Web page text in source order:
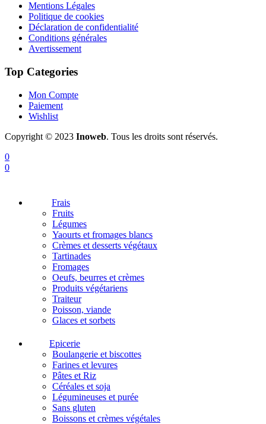
Mentions Légales
Politique de cookies
Déclaration de confidentialité
Conditions générales
Avertissement
Top Categories
Mon Compte
Paiement
Wishlist
Copyright © 2023 Inoweb. Tous les droits sont réservés.
0
0
Frais
Fruits
Légumes
Yaourts et fromages blancs
Crèmes et desserts végétaux
Tartinades
Fromages
Oeufs, beurres et crèmes
Produits végétariens
Traiteur
Poisson, viande
Glaces et sorbets
Epicerie
Boulangerie et biscottes
Farines et levures
Pâtes et Riz
Céréales et soja
Légumineuses et purée
Sans gluten
Boissons et crèmes végétales